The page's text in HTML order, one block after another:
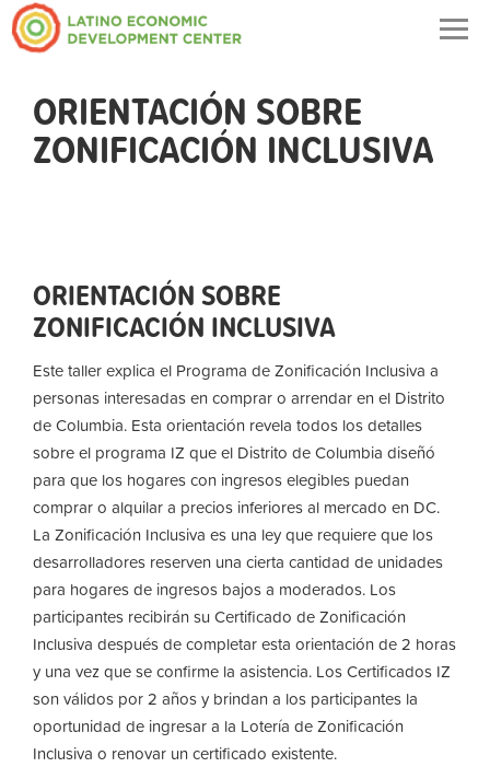
ORIENTACIÓN SOBRE
ZONIFICACIÓN INCLUSIVA
ORIENTACIÓN SOBRE
ZONIFICACIÓN INCLUSIVA
Este taller explica el Programa de Zonificación Inclusiva a
personas interesadas en comprar o arrendar en el Distrito
de Columbia. Esta orientación revela todos los detalles
sobre el programa IZ que el Distrito de Columbia diseñó
para que los hogares con ingresos elegibles puedan
comprar o alquilar a precios inferiores al mercado en DC.
La Zonificación Inclusiva es una ley que requiere que los
desarrolladores reserven una cierta cantidad de unidades
para hogares de ingresos bajos a moderados. Los
participantes recibirán su Certificado de Zonificación
Inclusiva después de completar esta orientación de 2 horas
y una vez que se confirme la asistencia. Los Certificados IZ
son válidos por 2 años y brindan a los participantes la
oportunidad de ingresar a la Lotería de Zonificación
Inclusiva o renovar un certificado existente.